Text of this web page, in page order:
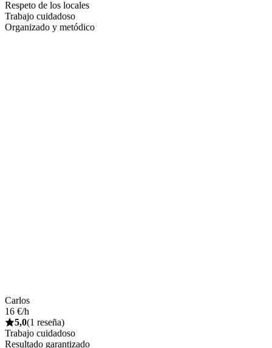
Respeto de los locales
Trabajo cuidadoso
Organizado y metódico
Carlos
16 €/h
5,0(1 reseña)
Trabajo cuidadoso
Resultado garantizado